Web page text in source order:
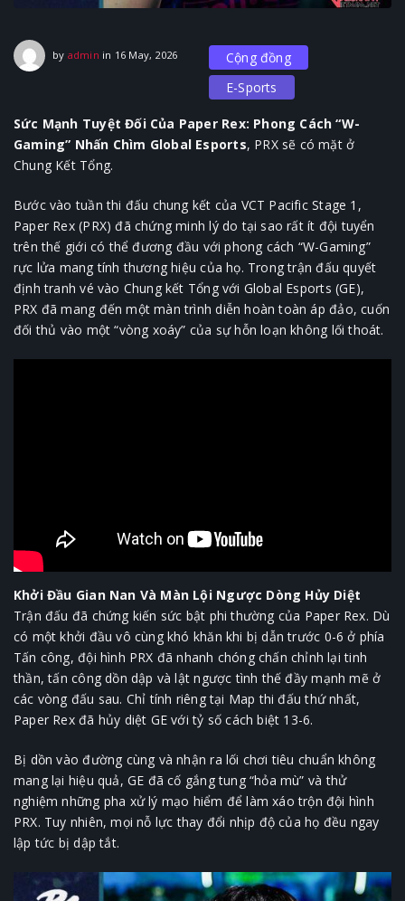
by admin in 16 May, 2026 16 May, 2026
Cộng đồng
E-Sports
Sức Mạnh Tuyệt Đối Của Paper Rex: Phong Cách “W-
Gaming” Nhấn Chìm Global Esports, PRX sẽ có mặt ở
Chung Kết Tổng.
Bước vào tuần thi đấu chung kết của VCT Pacific Stage 1,
Paper Rex (PRX) đã chứng minh lý do tại sao rất ít đội tuyển
trên thế giới có thể đương đầu với phong cách “W-Gaming”
rực lửa mang tính thương hiệu của họ. Trong trận đấu quyết
định tranh vé vào Chung kết Tổng với Global Esports (GE),
PRX đã mang đến một màn trình diễn hoàn toàn áp đảo, cuốn
đối thủ vào một “vòng xoáy” của sự hỗn loạn không lối thoát.
Khởi Đầu Gian Nan Và Màn Lội Ngược Dòng Hủy Diệt
Trận đấu đã chứng kiến sức bật phi thường của Paper Rex. Dù
có một khởi đầu vô cùng khó khăn khi bị dẫn trước 0-6 ở phía
Tấn công, đội hình PRX đã nhanh chóng chấn chỉnh lại tinh
thần, tấn công dồn dập và lật ngược tình thế đầy mạnh mẽ ở
các vòng đấu sau. Chỉ tính riêng tại Map thi đấu thứ nhất,
Paper Rex đã hủy diệt GE với tỷ số cách biệt 13-6.
Bị dồn vào đường cùng và nhận ra lối chơi tiêu chuẩn không
mang lại hiệu quả, GE đã cố gắng tung “hỏa mù” và thử
nghiệm những pha xử lý mạo hiểm để làm xáo trộn đội hình
PRX. Tuy nhiên, mọi nỗ lực thay đổi nhịp độ của họ đều ngay
lập tức bị dập tắt.